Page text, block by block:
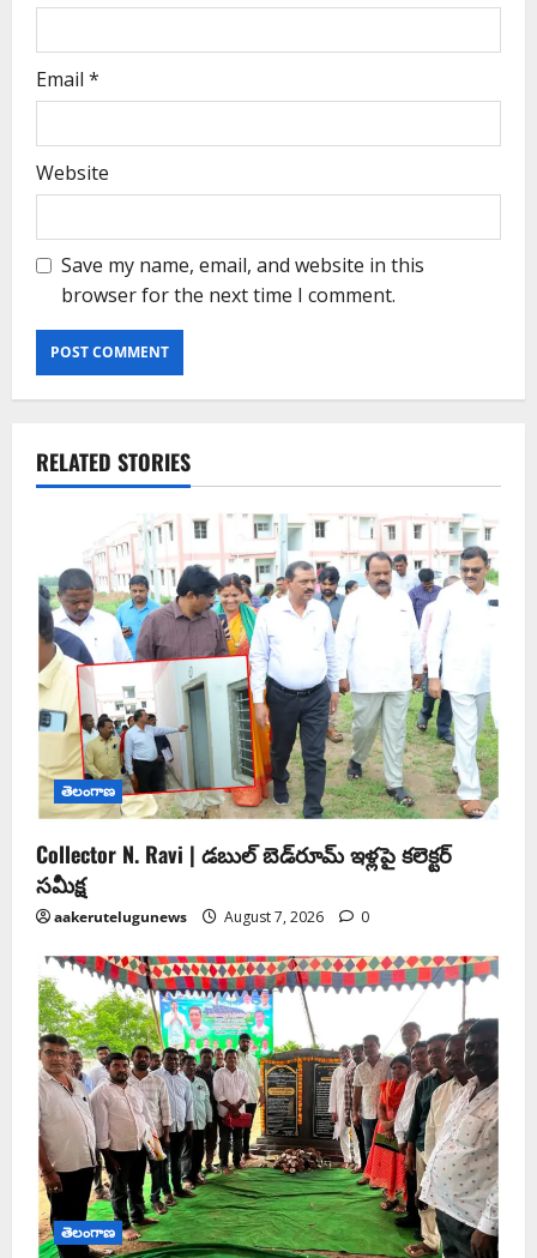
Email *
Website
Save my name, email, and website in this
browser for the next time I comment.
RELATED STORIES
తెలంగాణ
Collector N. Ravi | డబుల్ బెడ్‌రూమ్ ఇళ్లపై కలెక్టర్
సమీక్ష
aakerutelugunews August 7, 2026 0
తెలంగాణ